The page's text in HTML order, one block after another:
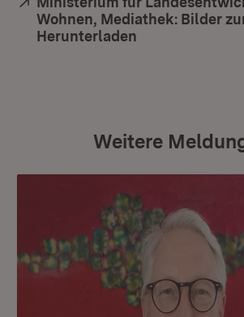
Wohnen, Mediathek: Bilder
Herunterladen
Weitere